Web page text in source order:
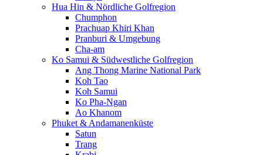
Hua Hin & Nördliche Golfregion
Chumphon
Prachuap Khiri Khan
Pranburi & Umgebung
Cha-am
Ko Samui & Südwestliche Golfregion
Ang Thong Marine National Park
Koh Tao
Koh Samui
Ko Pha-Ngan
Ao Khanom
Phuket & Andamanenküste
Satun
Trang